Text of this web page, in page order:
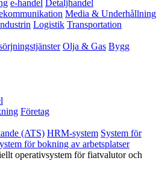
e‑handel Detaljhandel
Media & Underhållning
Logistik Transportation
Olja & Gas Bygg
Företag
(ATS) HRM-system System för
för bokning av arbetsplatser
operativsystem för fiatvalutor och